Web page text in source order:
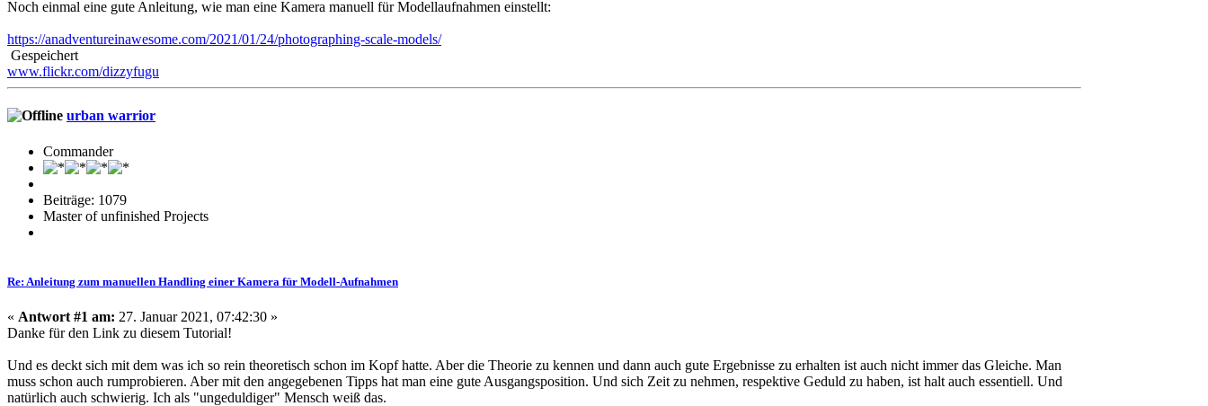
Noch einmal eine gute Anleitung, wie man eine Kamera manuell für Modellaufnahmen einstellt:
https://anadventureinawesome.com/2021/01/24/photographing-scale-models/
Gespeichert
www.flickr.com/dizzyfugu
urban warrior
Commander
Beiträge: 1079
Master of unfinished Projects
Re: Anleitung zum manuellen Handling einer Kamera für Modell-Aufnahmen
« Antwort #1 am: 27. Januar 2021, 07:42:30 »
Danke für den Link zu diesem Tutorial!
Und es deckt sich mit dem was ich so rein theoretisch schon im Kopf hatte. Aber die Theorie zu kennen und dann auch gute Ergebnisse zu erhalten ist auch nicht immer das Gleiche. Man
muss schon auch rumprobieren. Aber mit den angegebenen Tipps hat man eine gute Ausgangsposition. Und sich Zeit zu nehmen, respektive Geduld zu haben, ist halt auch essentiell. Und
natürlich auch schwierig. Ich als "ungeduldiger" Mensch weiß das.